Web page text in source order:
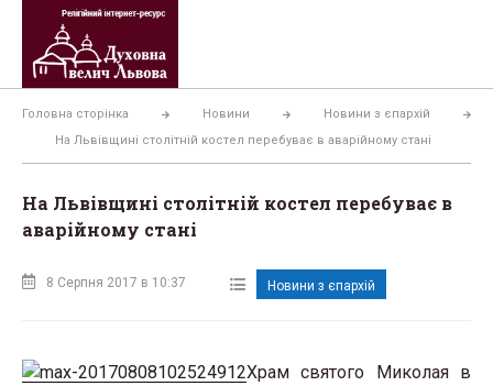
Перейти
вмісту
Головна сторінка Новини
Новини з єпархій
На Львівщині столітній костел перебуває в аварійному стані
На Львівщині столітній костел перебуває в
аварійному стані
8 Серпня 2017 в 10:37 Новини з єпархій
Храм святого Миколая в